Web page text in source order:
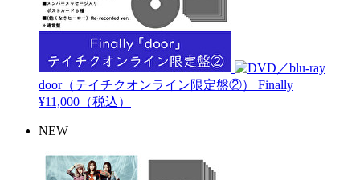
door（テイチクオンライン限定盤②） Finally
¥11,000（税込）
NEW